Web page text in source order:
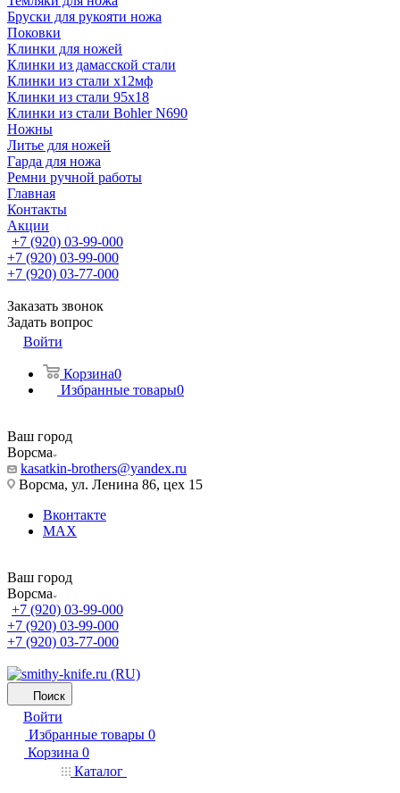
Бруски для рукояти ножа
Поковки
Клинки для ножей
Клинки из дамасской стали
Клинки из стали х12мф
Клинки из стали 95х18
Клинки из стали Bohler N690
Ножны
Литье для ножей
Гарда для ножа
Ремни ручной работы
Главная
Контакты
Акции
+7 (920) 03-99-000
+7 (920) 03-99-000
+7 (920) 03-77-000
Заказать звонок
Задать вопрос
Войти
Корзина0
Избранные товары0
Ваш город
Ворсма
kasatkin-brothers@yandex.ru
Ворсма, ул. Ленина 86, цех 15
Вконтакте
MAX
Ваш город
Ворсма
+7 (920) 03-99-000
+7 (920) 03-99-000
+7 (920) 03-77-000
Поиск
Войти
Избранные товары 0
Корзина 0
Каталог